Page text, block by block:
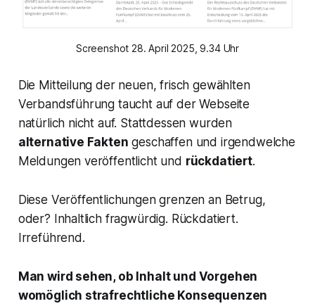
Screenshot 28. April 2025, 9.34 Uhr
Die Mitteilung der neuen, frisch gewählten
Verbandsführung taucht auf der Webseite
natürlich nicht auf. Stattdessen wurden
alternative Fakten geschaffen und irgendwelche
Meldungen veröffentlicht und rückdatiert.
Diese Veröffentlichungen grenzen an Betrug,
oder? Inhaltlich fragwürdig. Rückdatiert.
Irreführend.
Man wird sehen, ob Inhalt und Vorgehen
womöglich strafrechtliche Konsequenzen